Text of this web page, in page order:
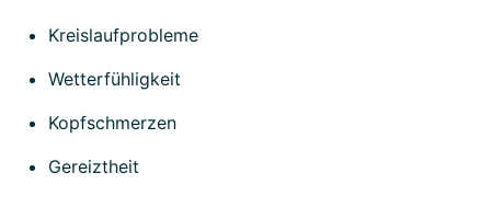
Kreislaufprobleme
Wetterfühligkeit
Kopfschmerzen
Gereiztheit